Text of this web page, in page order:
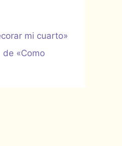
mi cuarto»
«Como